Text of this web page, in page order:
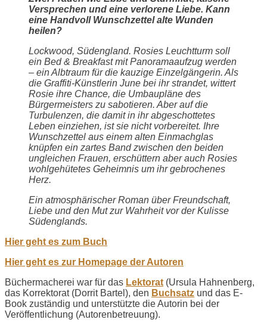
Versprechen und eine verlorene Liebe. Kann
eine Handvoll Wunschzettel alte Wunden
heilen?
Lockwood, Südengland. Rosies Leuchtturm soll
ein Bed & Breakfast mit Panoramaaufzug werden
– ein Albtraum für die kauzige Einzelgängerin. Als
die Graffiti-Künstlerin June bei ihr strandet, wittert
Rosie ihre Chance, die Umbaupläne des
Bürgermeisters zu sabotieren. Aber auf die
Turbulenzen, die damit in ihr abgeschottetes
Leben einziehen, ist sie nicht vorbereitet. Ihre
Wunschzettel aus einem alten Einmachglas
knüpfen ein zartes Band zwischen den beiden
ungleichen Frauen, erschüttern aber auch Rosies
wohlgehütetes Geheimnis um ihr gebrochenes
Herz.
Ein atmosphärischer Roman über Freundschaft,
Liebe und den Mut zur Wahrheit vor der Kulisse
Südenglands.
Hier geht es zum Buch
Hier geht es zur Homepage der Autoren
Büchermacherei war für das Lektorat (Ursula Hahnenberg,
das Korrektorat (Dorrit Bartel), den Buchsatz und das E-
Book zuständig und unterstützte die Autorin bei der
Veröffentlichung (Autorenbetreuung).